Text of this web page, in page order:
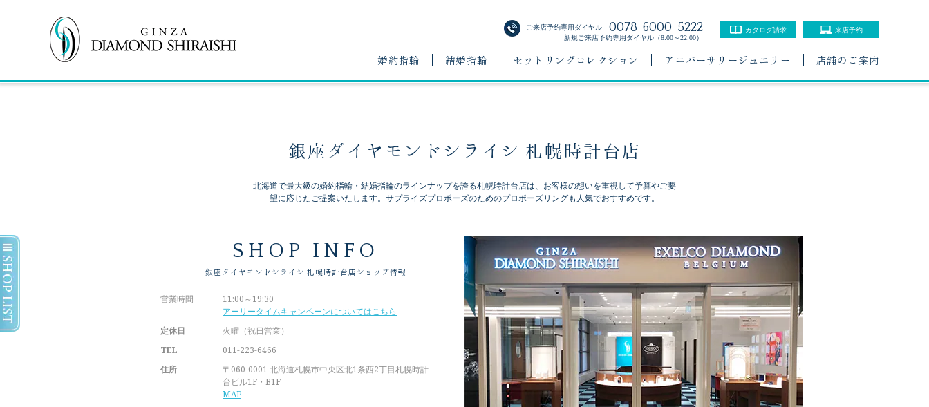
ご来店予約専用ダイヤル 0078-6000-5222
新規ご来店予約専用ダイヤル（8:00～22:00）
カタログ請求 来店予約
婚約指輪 結婚指輪 セットリングコレクション アニバーサリージュエリー 店舗のご案内
銀座ダイヤモンドシライシ 札幌時計台店
北海道で最大級の婚約指輪・結婚指輪のラインナップを誇る札幌時計台店は、お客様の想いを重視して予算やご要
望に応じたご提案いたします。サプライズプロポーズのためのプロポーズリングも人気でおすすめです。
SHOP INFO
銀座ダイヤモンドシライシ 札幌時計台店ショップ情報
営業時間
11:00～19:30
アーリータイムキャンペーンについてはこちら
定休日
火曜（祝日営業）
TEL
011-223-6466
住所
〒060-0001 北海道札幌市中央区北1条西2丁目札幌時計
台ビル1F・B1F
MAP